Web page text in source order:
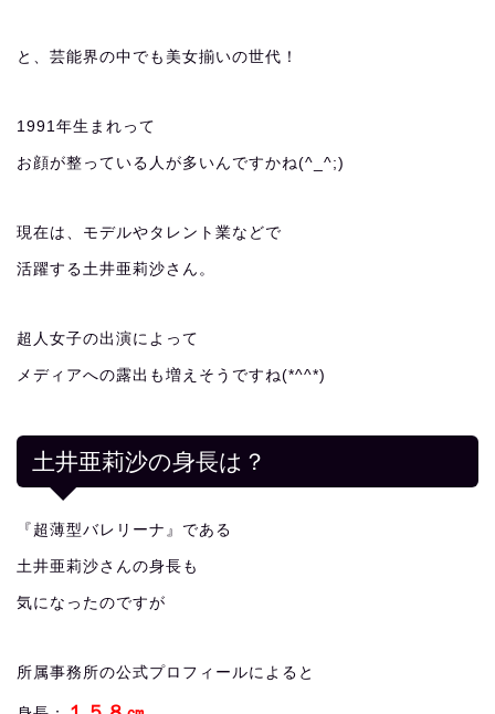
と、芸能界の中でも美女揃いの世代！
1991年生まれって
お顔が整っている人が多いんですかね(^_^;)
現在は、モデルやタレント業などで
活躍する土井亜莉沙さん。
超人女子の出演によって
メディアへの露出も増えそうですね(*^^*)
土井亜莉沙の身長は？
『超薄型バレリーナ』である
土井亜莉沙さんの身長も
気になったのですが
所属事務所の公式プロフィールによると